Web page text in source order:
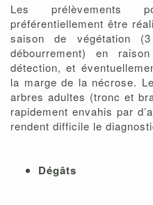
Les prélèvements
préférentiellement être
saison de végétation
débourrement) en
détection, et
la marge de la nécrose.
arbres adultes (tronc et
rapidement envahis par
rendent difficile le
Dégâts